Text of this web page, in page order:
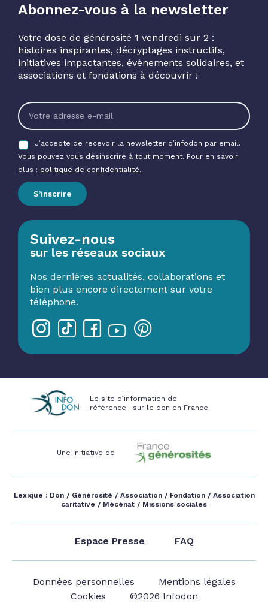
Abonnez-vous à la newsletter
Votre dose de générosité 1 vendredi sur 2 :
histoires inspirantes, décryptages instructifs,
initiatives impactantes, évènements solidaires, et
associations et fondations à découvrir !
J’accepte de recevoir la newsletter d’infodon par email.
Vous pouvez vous désinscrire à tout moment. Pour en savoir
plus : politique de confidentialité.
S’inscrire
Suivez-nous
sur les réseaux sociaux
Nos dernières actualités, collaborations et
bien plus encore directement sur votre
téléphone.
Le site d’information de
référence sur le don en France
Une initiative de
Lexique : Don/ Générosité / Association/ Fondation/ Association
caritative / Mécénat / Missions sociales
Espace Presse FAQ
Données personnelles
Mentions légales
Cookies
©2026 Infodon